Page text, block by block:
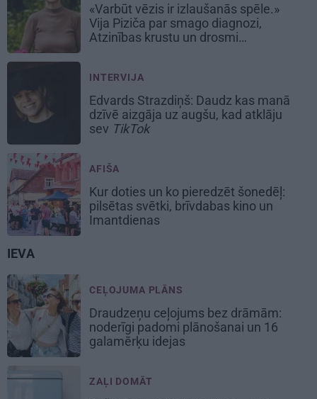
«Varbūt vēzis ir izlaušanās spēle.»
Vija Piziča par smago diagnozi,
Atzinības krustu un drosmi
INTERVIJA
Edvards Strazdiņš: Daudz kas manā
dzīvē aizgāja uz augšu, kad atklāju
sev TikTok
AFIŠA
Kur doties un ko pieredzēt šonedēļ:
pilsētas svētki, brīvdabas kino un
Imantdienas
IEVA
CEĻOJUMA PLĀNS
Draudzeņu ceļojums bez drāmām:
noderīgi padomi plānošanai un 16
galamērķu idejas
ZAĻI DOMĀT